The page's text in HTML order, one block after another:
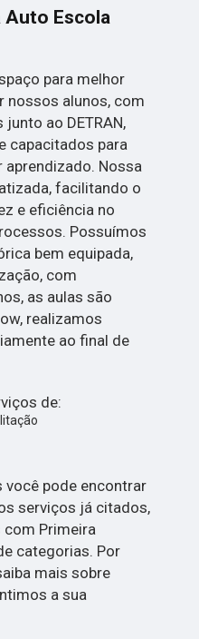
Auto Escola
para melhor
nossos alunos, com
ao DETRAN,
capacitados para
Nossa
facilitando o
e eficiência no
Possuímos
bem equipada,
com
as aulas são
realizamos
ao final de
de:
pode encontrar
serviços já citados,
Primeira
categorias. Por
mais sobre
a sua